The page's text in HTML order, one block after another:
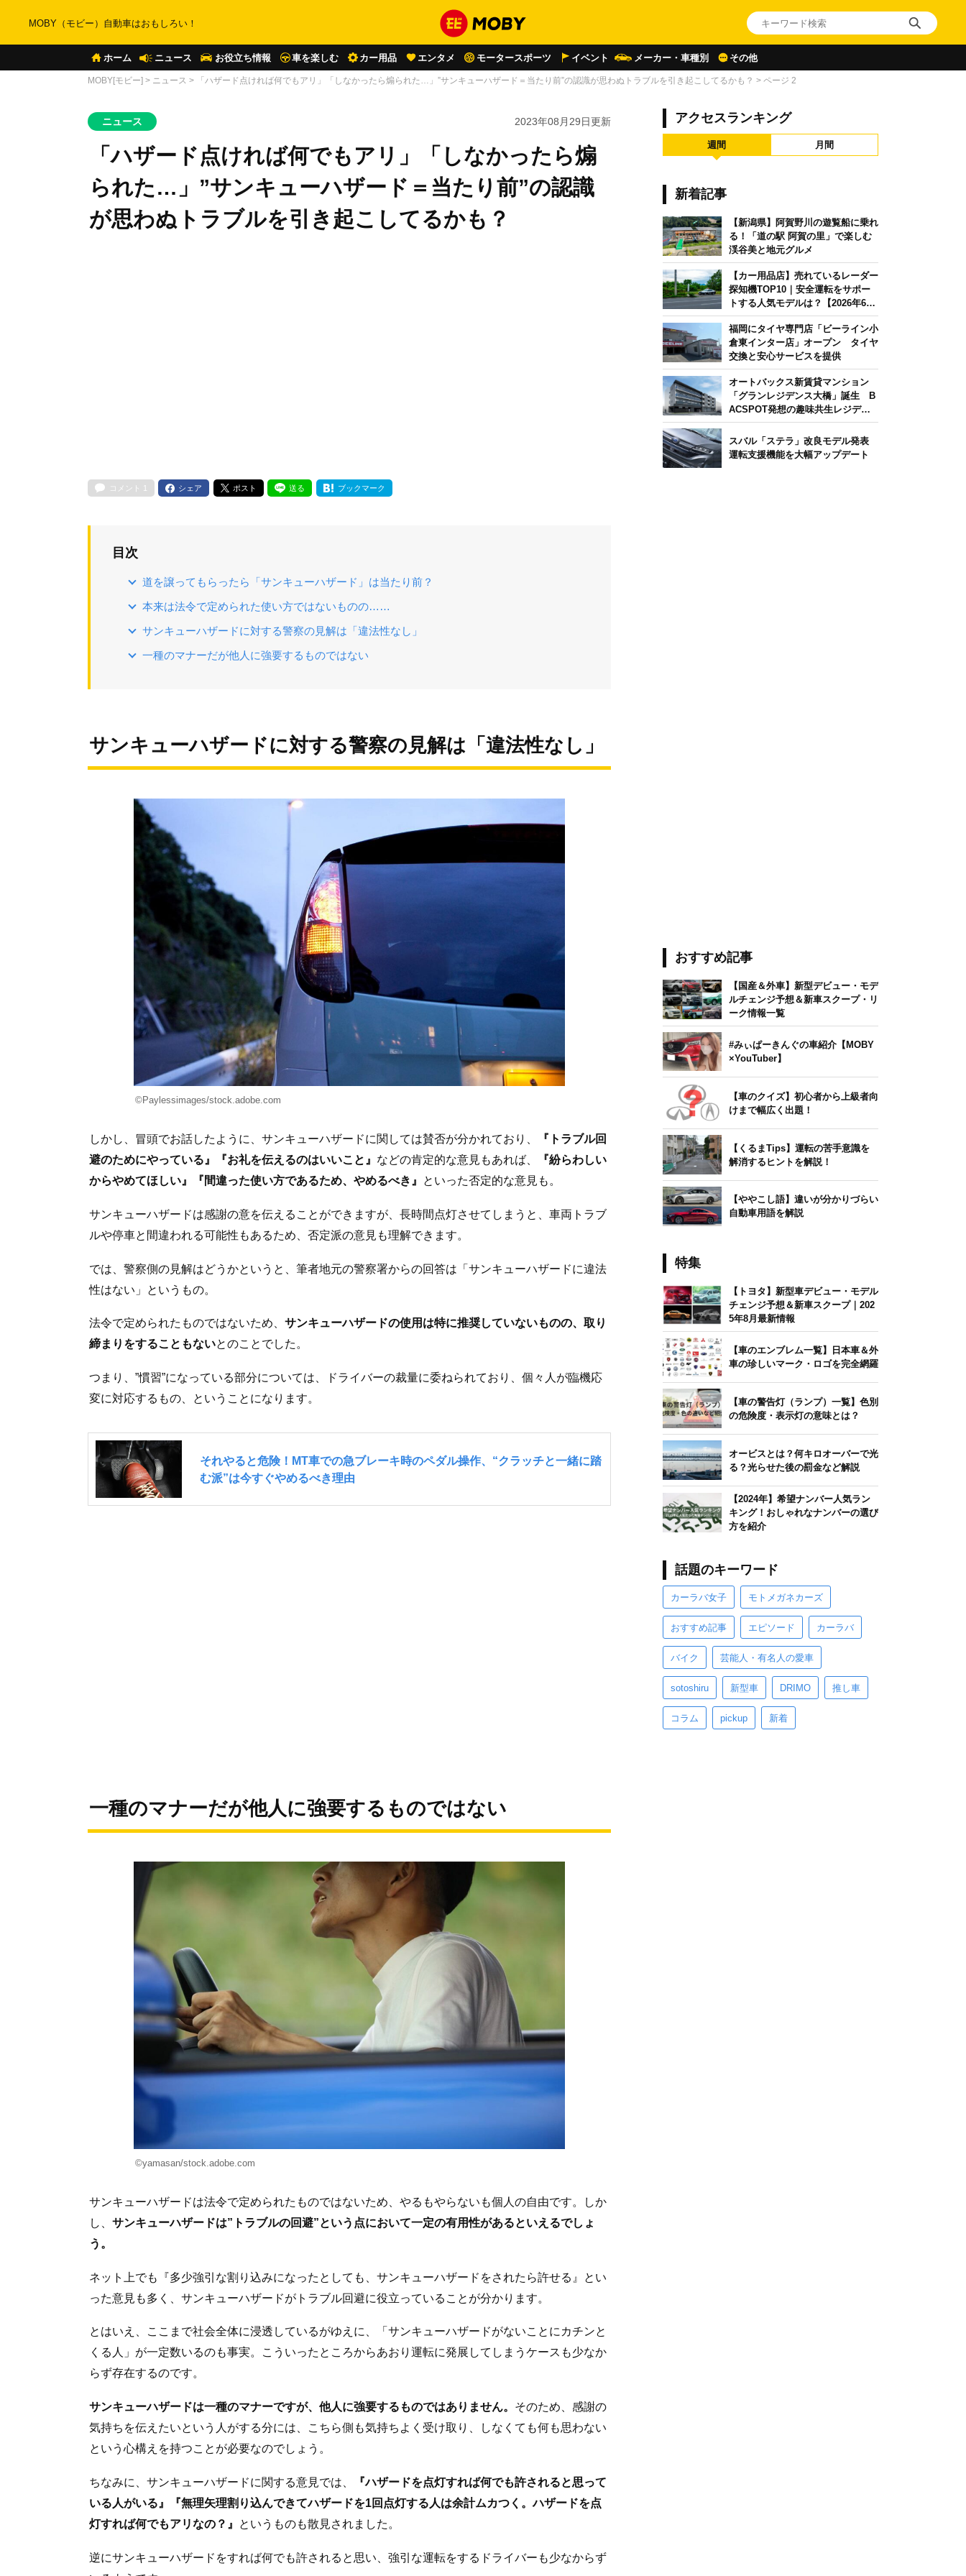
MOBY（モビー）自動車はおもしろい！
ホーム ニュース お役立ち情報 車を楽しむ カー用品 エンタメ モータースポーツ イベント メーカー・車種別 その他
MOBY[モビー] > ニュース > 「ハザード点ければ何でもアリ」「しなかったら煽られた…」”サンキューハザード＝当たり前”の認識が思わぬトラブルを引き起こしてるかも？ > ページ 2
ニュース 2023年08月29日更新
「ハザード点ければ何でもアリ」「しなかったら煽
られた…」”サンキューハザード＝当たり前”の認識
が思わぬトラブルを引き起こしてるかも？
コメント 1 シェア ポスト 送る ブックマーク
目次
道を譲ってもらったら「サンキューハザード」は当たり前？
本来は法令で定められた使い方ではないものの……
サンキューハザードに対する警察の見解は「違法性なし」
一種のマナーだが他人に強要するものではない
サンキューハザードに対する警察の見解は「違法性なし」
©︎Paylessimages/stock.adobe.com
しかし、冒頭でお話したように、サンキューハザードに関しては賛否が分かれており、
『トラブル回
避のためにやっている』『お礼を伝えるのはいいこと』 などの肯定的な意見もあれば、
『紛らわしい
からやめてほしい』『間違った使い方であるため、やめるべき』
といった否定的な意見も。
サンキューハザードは感謝の意を伝えることができますが、長時間点灯させてしまうと、車両トラブ
ルや停車と間違われる可能性もあるため、否定派の意見も理解できます。
では、警察側の見解はどうかというと、筆者地元の警察署からの回答は「サンキューハザードに違法
性はない」というもの。
法令で定められたものではないため、 サンキューハザードの使用は特に推奨していないものの、取り
締まりをすることもないとのことでした。
つまり、”慣習”になっている部分については、ドライバーの裁量に委ねられており、個々人が臨機応
変に対応するもの、ということになります。
一種のマナーだが他人に強要するものではない
©︎yamasan/stock.adobe.com
サンキューハザードは法令で定められたものではないため、やるもやらないも個人の自由です。しか
し、 サンキューハザードは”トラブルの回避”という点において一定の有用性があるといえるでしょ
う。
ネット上でも『多少強引な割り込みになったとしても、サンキューハザードをされたら許せる』とい
った意見も多く、サンキューハザードがトラブル回避に役立っていることが分かります。
とはいえ、ここまで社会全体に浸透しているがゆえに、「サンキューハザードがないことにカチンと
くる人」が一定数いるのも事実。こういったところからあおり運転に発展してしまうケースも少なか
らず存在するのです。
サンキューハザードは一種のマナーですが、他人に強要するものではありません。 そのため、感謝の
気持ちを伝えたいという人がする分には、こちら側も気持ちよく受け取り、しなくても何も思わない
という心構えを持つことが必要なのでしょう。
ちなみに、サンキューハザードに関する意見では、
『ハザードを点灯すれば何でも許されると思って
いる人がいる』『無理矢理割り込んできてハザードを1回点灯する人は余計ムカつく。ハザードを点
灯すれば何でもアリなの？』
というものも散見されました。
逆にサンキューハザードをすれば何でも許されると思い、強引な運転をするドライバーも少なからず
アクセスランキング
週間 月間
新着記事
【新潟県】阿賀野川の遊覧船に乗れ
る！「道の駅 阿賀の里」で楽しむ
渓谷美と地元グルメ
【カー用品店】売れているレーダー
探知機TOP10｜安全運転をサポー
トする人気モデルは？【2026年6月
版】
福岡にタイヤ専門店「ビーライン小
倉東インター店」オープン タイヤ
交換と安心サービスを提供
オートバックス新賃貸マンション
「グランレジデンス大橋」誕生 B
ACSPOT発想の趣味共生レジデン
ス
スバル「ステラ」改良モデル発表
運転支援機能を大幅アップデート
おすすめ記事
【国産＆外車】新型デビュー・モデ
ルチェンジ予想＆新車スクープ・リ
ーク情報一覧
#みぃぱーきんぐの車紹介【MOBY
×YouTuber】
【車のクイズ】初心者から上級者向
けまで幅広く出題！
【くるまTips】運転の苦手意識を
解消するヒントを解説！
【ややこし語】違いが分かりづらい
自動車用語を解説
特集
【トヨタ】新型車デビュー・モデル
チェンジ予想＆新車スクープ｜202
5年8月最新情報
【車のエンブレム一覧】日本車＆外
車の珍しいマーク・ロゴを完全網羅
【車の警告灯（ランプ）一覧】色別
の危険度・表示灯の意味とは？
オービスとは？何キロオーバーで光
る？光らせた後の罰金など解説
【2024年】希望ナンバー人気ラン
キング！おしゃれなナンバーの選び
方を紹介
話題のキーワード
カーラバ女子 モトメガネカーズ
おすすめ記事 エピソード カーラバ
バイク 芸能人・有名人の愛車
sotoshiru 新型車 DRIMO 推し車
コラム pickup 新着